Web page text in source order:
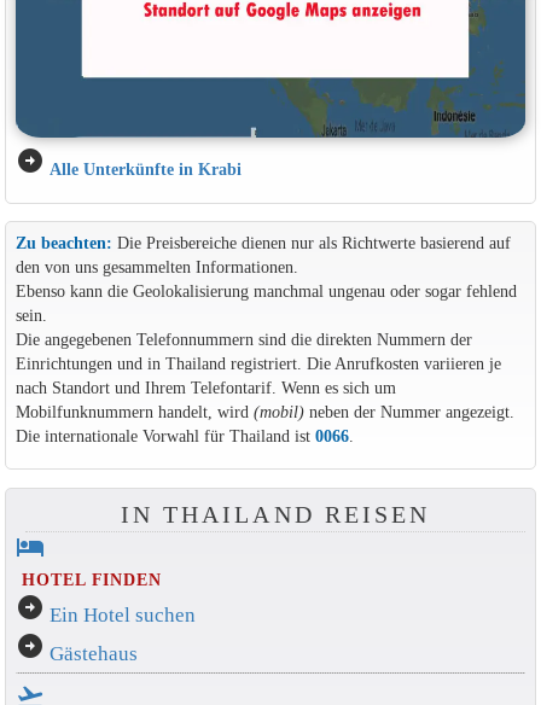
arrow_circle_right Alle Unterkünfte in Krabi
Zu beachten: Die Preisbereiche dienen nur als Richtwerte basierend auf
den von uns gesammelten Informationen.
Ebenso kann die Geolokalisierung manchmal ungenau oder sogar fehlend
sein.
Die angegebenen Telefonnummern sind die direkten Nummern der
Einrichtungen und in Thailand registriert. Die Anrufkosten variieren je
nach Standort und Ihrem Telefontarif. Wenn es sich um
Mobilfunknummern handelt, wird (mobil)neben der Nummer angezeigt.
Die internationale Vorwahl für Thailand ist 0066.
IN THAILAND REISEN
hotel
HOTEL FINDEN
arrow_circle_right Ein Hotel suchen
arrow_circle_right Gästehaus
flight_takeoff